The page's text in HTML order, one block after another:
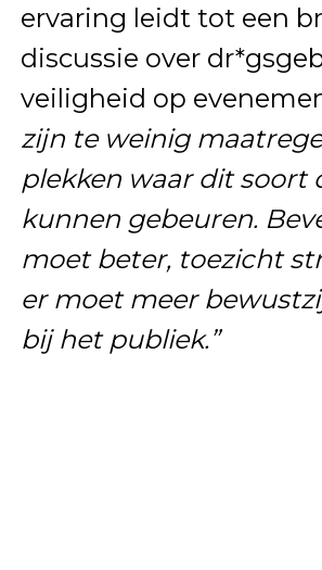
ervaring leidt tot een
discussie over
veiligheid op
zijn te weinig
plekken waar dit soort
kunnen gebeuren.
moet beter, toezicht
er moet meer
bij het publiek.”